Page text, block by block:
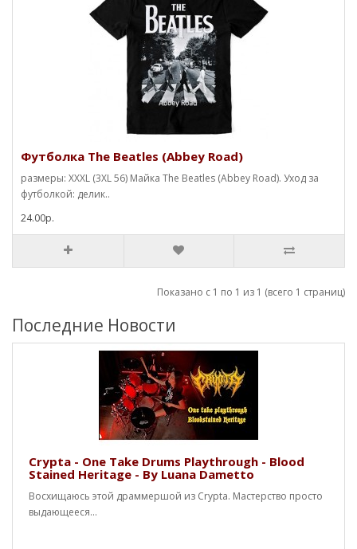
Футболка The Beatles (Abbey Road)
размеры: XXXL (3XL 56) Майка The Beatles (Abbey Road). Уход за
футболкой: делик..
24.00р.
Показано с 1 по 1 из 1 (всего 1 страниц)
Последние Новости
Crypta - One Take Drums Playthrough - Blood
Stained Heritage - By Luana Dametto
Восхищаюсь этой драммершой из Crypta. Мастерство просто
выдающееся...